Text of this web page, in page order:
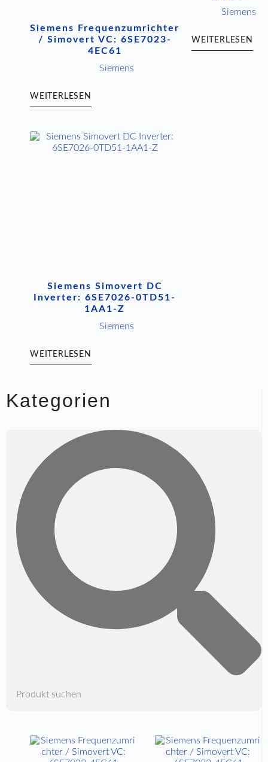
Kategorien
Siemens Frequenzumrichter
/ Simovert VC: 6SE7023-
4EC61
Siemens
WEITERLESEN
Siemens
WEITERLESEN
Siemens Simovert DC
Inverter: 6SE7026-0TD51-
1AA1-Z
Siemens
WEITERLESEN